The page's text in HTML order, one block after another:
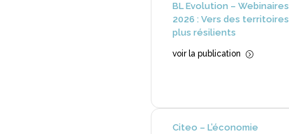
BL Evolution – Webinaires
2026 : Vers des territoires
plus résilients
voir la publication =
Citeo – L’économie